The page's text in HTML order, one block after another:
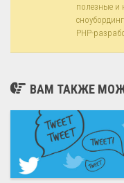
полезные и
PHP-
ВАМ ТАКЖЕ